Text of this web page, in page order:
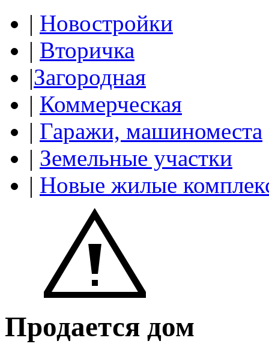
| Новостройки
| Вторичка
|Загородная
| Коммерческая
| Гаражи, машиноместа
| Земельные участки
| Новые жилые
Продается дом